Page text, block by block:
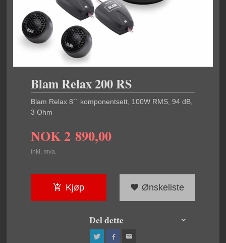
Blam Relax 200 RS
Blam Relax 8`` komponentsett, 100W RMS, 94 dB,
3 Ohm
NOK2 890,00
inkl. mva.
Kjøp Ønskeliste
Del dette